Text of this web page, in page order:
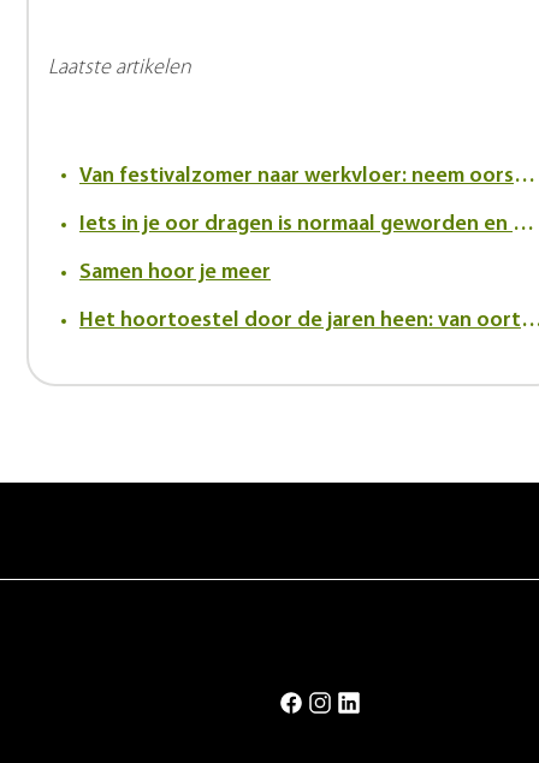
Laatste artikelen
Van festivalzomer naar werkvloer: neem oorsuizen serieus
Iets in je oor dragen is normaal geworden en dat verandert de kijk op hoortoestellen
Samen hoor je meer
Het hoortoestel door de jaren heen: van oortrompet